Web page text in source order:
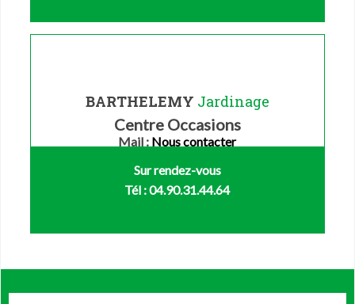
BARTHELEMY Jardinage
Centre Occasions
Mail : Nous contacter
Sur rendez-vous
Tél : 04.90.31.44.64